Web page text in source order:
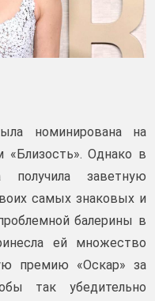
номинирована на
«Близость». Однако в
заветную
самых знаковых и
балерины в
ей множество
премию «Оскар» за
так убедительно